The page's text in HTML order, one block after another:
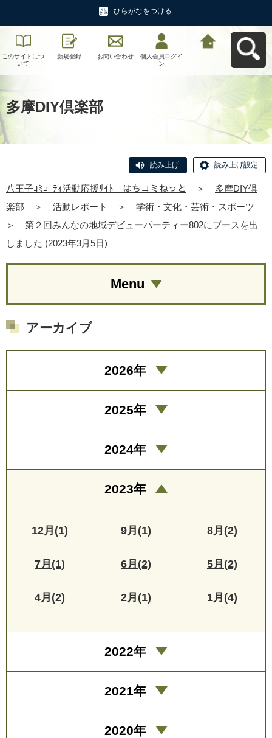
ひらがなをつける
このサイトにつ
いて
新規登録 お問い合わせ
個人会員ログイ
ン
多摩DIY倶楽部
読み上げ 読み上げ設定
八王子ｺﾐｭﾆﾃｨ活動応援ｻｲﾄ はちコミねっと ＞
多摩DIY倶
楽部
＞ 活動レポート ＞
学術・文化・芸術・スポーツ
＞
第２回みんなの地域デビューパーティー802にブースを出
しました (2023年3月5日)
Menu
アーカイブ
2026年
2025年
2024年
2023年
12月(1) 9月(1) 8月(2)
7月(1) 6月(2) 5月(2)
4月(2) 2月(1) 1月(4)
2022年
2021年
2020年